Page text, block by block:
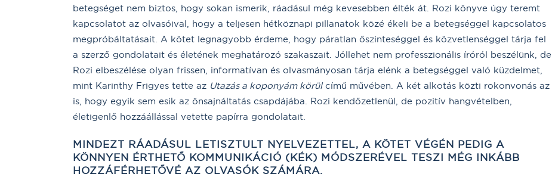
betegséget nem biztos, hogy sokan ismerik, ráadásul még kevesebben élték át. Rozi könyve úgy teremt
kapcsolatot az olvasóival, hogy a teljesen hétköznapi pillanatok közé ékeli be a betegséggel kapcsolatos
megpróbáltatásait. A kötet legnagyobb érdeme, hogy páratlan őszinteséggel és közvetlenséggel tárja fel
a szerző gondolatait és életének meghatározó szakaszait. Jóllehet nem professzionális íróról beszélünk, de
Rozi elbeszélése olyan frissen, informatívan és olvasmányosan tárja elénk a betegséggel való küzdelmet,
mint Karinthy Frigyes tette az Utazás a koponyám körülcímű művében. A két alkotás közti rokonvonás az
is, hogy egyik sem esik az önsajnáltatás csapdájába. Rozi kendőzetlenül, de pozitív hangvételben,
életigenlő hozzáállással vetette papírra gondolatait.
MINDEZT RÁADÁSUL LETISZTULT NYELVEZETTEL, A KÖTET VÉGÉN PEDIG A
KÖNNYEN ÉRTHETŐ KOMMUNIKÁCIÓ (KÉK) MÓDSZERÉVEL TESZI MÉG INKÁBB
HOZZÁFÉRHETŐVÉ AZ OLVASÓK SZÁMÁRA.